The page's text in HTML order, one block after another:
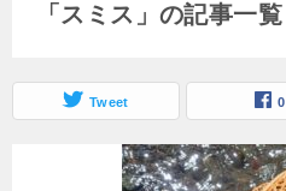
「スミス」の記事一覧
Tweet 0